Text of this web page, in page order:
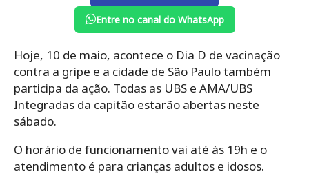
Entre no canal do WhatsApp
Hoje, 10 de maio, acontece o Dia D de vacinação
contra a gripe e a cidade de São Paulo também
participa da ação. Todas as UBS e AMA/UBS
Integradas da capitão estarão abertas neste
sábado.
O horário de funcionamento vai até às 19h e o
atendimento é para crianças adultos e idosos.